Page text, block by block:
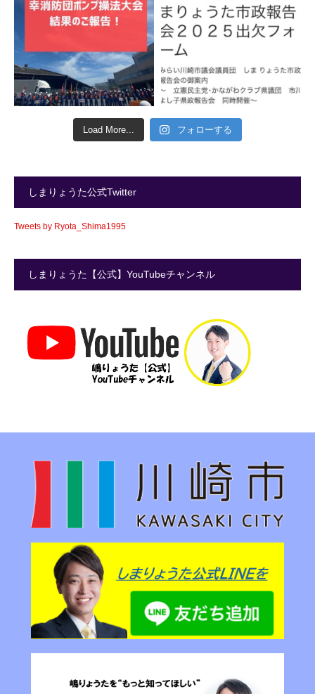
Load More... フォローする
しまりょうた公式Twitter
Tweets by Ryota_Shima1995
しまりょうた【公式】YouTubeチャンネル